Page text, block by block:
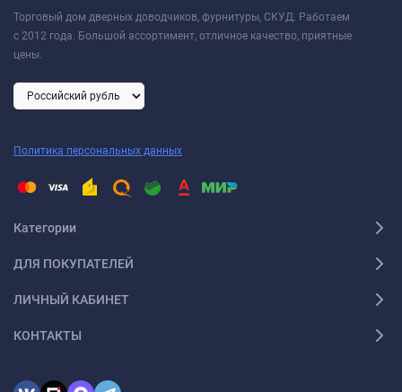
Торговый дом дверных доводчиков, фурнитуры, СКУД. Работаем
с 2012 года. Большой ассортимент, отличное качество, приятные
цены.
Политика персональных данных
Категории
ДЛЯ ПОКУПАТЕЛЕЙ
ЛИЧНЫЙ КАБИНЕТ
КОНТАКТЫ